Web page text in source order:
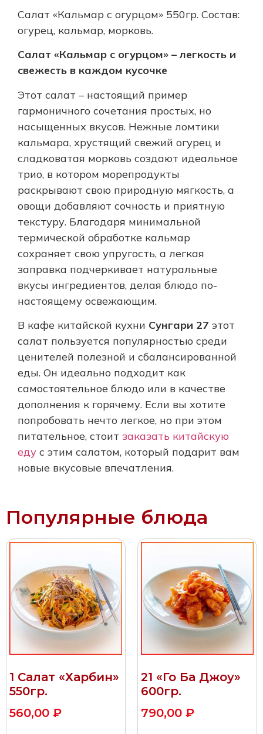
Салат «Кальмар с огурцом» 550гр. Состав:
огурец, кальмар, морковь.
Салат «Кальмар с огурцом» – легкость и
свежесть в каждом кусочке
Этот салат – настоящий пример
гармоничного сочетания простых, но
насыщенных вкусов. Нежные ломтики
кальмара, хрустящий свежий огурец и
сладковатая морковь создают идеальное
трио, в котором морепродукты
раскрывают свою природную мягкость, а
овощи добавляют сочность и приятную
текстуру. Благодаря минимальной
термической обработке кальмар
сохраняет свою упругость, а легкая
заправка подчеркивает натуральные
вкусы ингредиентов, делая блюдо по-
настоящему освежающим.
В кафе китайской кухни Сунгари 27 этот
салат пользуется популярностью среди
ценителей полезной и сбалансированной
еды. Он идеально подходит как
самостоятельное блюдо или в качестве
дополнения к горячему. Если вы хотите
попробовать нечто легкое, но при этом
питательное, стоит заказать китайскую
еду с этим салатом, который подарит вам
новые вкусовые впечатления.
Популярные блюда
1 Салат «Харбин»
550гр.
560,00 ₽
21 «Го Ба Джоу»
600гр.
790,00 ₽